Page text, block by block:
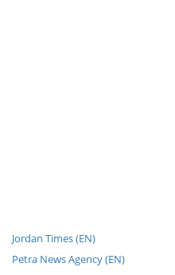
Jordan Times (EN)
Petra News Agency (EN)